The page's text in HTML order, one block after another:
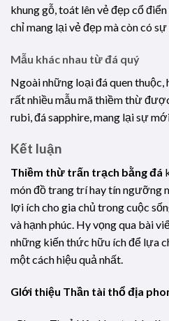
khung gỗ, toát lên vẻ đẹp cổ
chỉ mang lại vẻ đẹp mà còn có
Mẫu khác nhau từ đá quý
Ngoài những loại đá quen
rất nhiều mẫu mã thiềm thừ
rubi, đá sapphire, mang lại sự
Kết luận
Thiềm thừ trấn trạch bằng đá
món đồ trang trí hay tín ngưỡng
lợi ích cho gia chủ trong cuộc
và hạnh phúc. Hy vọng qua bài
những kiến thức hữu ích để lựa
một cách hiệu quả nhất.
GIới thiệu Thần tài thổ địa